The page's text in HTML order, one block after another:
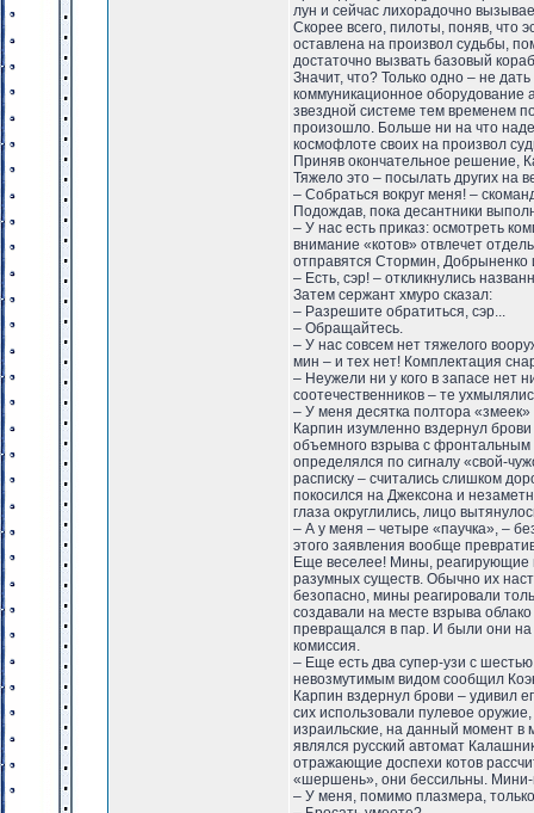
лун и сейчас лихорадочно
Скорее всего, пилоты, поняв, что
оставлена на произвол судьбы,
достаточно вызвать базовый
Значит, что? Только одно – не
коммуникационное оборудование
звездной системе тем временем
произошло. Больше ни на что
космофлоте своих на произвол
Приняв окончательное решение,
Тяжело это – посылать других на
– Собраться вокруг меня! –
Подождав, пока десантники
– У нас есть приказ: осмотреть
внимание «котов» отвлечет
отправятся Стормин, Добрыненко
– Есть, сэр! – откликнулись
Затем сержант хмуро сказал:
– Разрешите обратиться, сэр...
– Обращайтесь.
– У нас совсем нет тяжелого
мин – и тех нет! Комплектация
– Неужели ни у кого в запасе нет
соотечественников – те
– У меня десятка полтора
Карпин изумленно вздернул
объемного взрыва с
определялся по сигналу «свой-
расписку – считались слишком
покосился на Джексона и
глаза округлились, лицо
– А у меня – четыре «паучка», –
этого заявления вообще
Еще веселее! Мины, реагирующие
разумных существ. Обычно их
безопасно, мины реагировали
создавали на месте взрыва
превращался в пар. И были они на
комиссия.
– Еще есть два супер-узи с
невозмутимым видом сообщил
Карпин вздернул брови – удивил
сих использовали пулевое
израильские, на данный момент в
являлся русский автомат
отражающие доспехи котов
«шершень», они бессильны.
– У меня, помимо плазмера,